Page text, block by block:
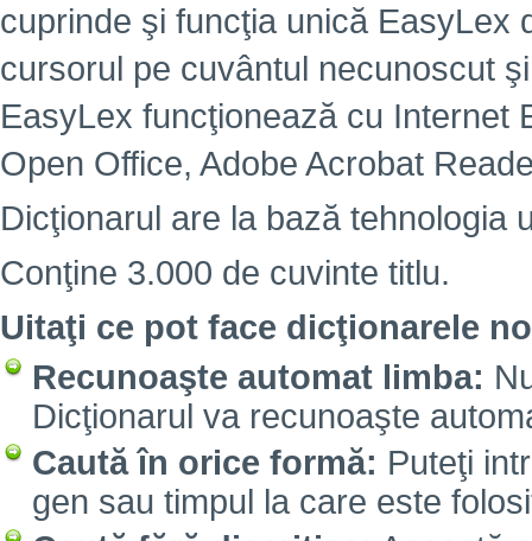
cuprinde şi funcţia unică EasyLex
cursorul pe cuvântul necunoscut
EasyLex funcţionează cu Internet
Open Office, Adobe Acrobat
Dicţionarul are la bază tehnologia
Conţine 3.000 de cuvinte titlu.
Uitaţi ce pot face dicţionarele
Recunoaşte automat limba:
Dicţionarul va recunoaşte
Caută în orice formă: Puteţi
gen sau timpul la care este